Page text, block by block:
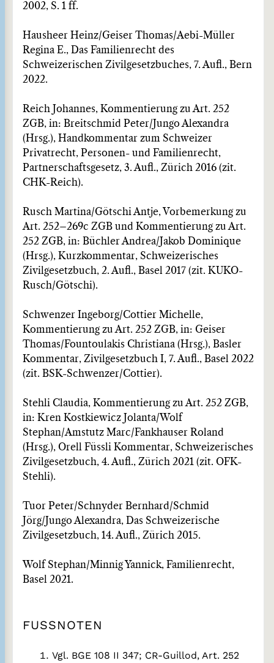
2002, S. 1 ff.
Hausheer Heinz/Geiser Thomas/Aebi-Müller
Regina E., Das Familienrecht des
Schweizerischen Zivilgesetzbuches, 7. Aufl., Bern
2022.
Reich Johannes, Kommentierung zu Art. 252
ZGB, in: Breitschmid Peter/Jungo Alexandra
(Hrsg.), Handkommentar zum Schweizer
Privatrecht, Personen- und Familienrecht,
Partnerschaftsgesetz, 3. Aufl., Zürich 2016 (zit.
CHK-Reich).
Rusch Martina/Götschi Antje, Vorbemerkung zu
Art. 252–269c ZGB und Kommentierung zu Art.
252 ZGB, in: Büchler Andrea/Jakob Dominique
(Hrsg.), Kurzkommentar, Schweizerisches
Zivilgesetzbuch, 2. Aufl., Basel 2017 (zit. KUKO-
Rusch/Götschi).
Schwenzer Ingeborg/Cottier Michelle,
Kommentierung zu Art. 252 ZGB, in: Geiser
Thomas/Fountoulakis Christiana (Hrsg.), Basler
Kommentar, Zivilgesetzbuch I, 7. Aufl., Basel 2022
(zit. BSK-Schwenzer/Cottier).
Stehli Claudia, Kommentierung zu Art. 252 ZGB,
in: Kren Kostkiewicz Jolanta/Wolf
Stephan/Amstutz Marc/Fankhauser Roland
(Hrsg.), Orell Füssli Kommentar, Schweizerisches
Zivilgesetzbuch, 4. Aufl., Zürich 2021 (zit. OFK-
Stehli).
Tuor Peter/Schnyder Bernhard/Schmid
Jörg/Jungo Alexandra, Das Schweizerische
Zivilgesetzbuch, 14. Aufl., Zürich 2015.
Wolf Stephan/Minnig Yannick, Familienrecht,
Basel 2021.
FUSSNOTEN
Vgl. BGE 108 II 347; CR-Guillod, Art. 252